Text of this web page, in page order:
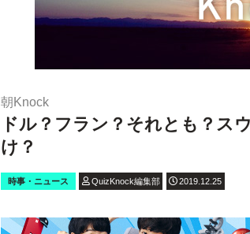
朝Knock
ドル？フラン？それとも？ス
け？
時事・ニュース QuizKnock編集部 2019.12.25